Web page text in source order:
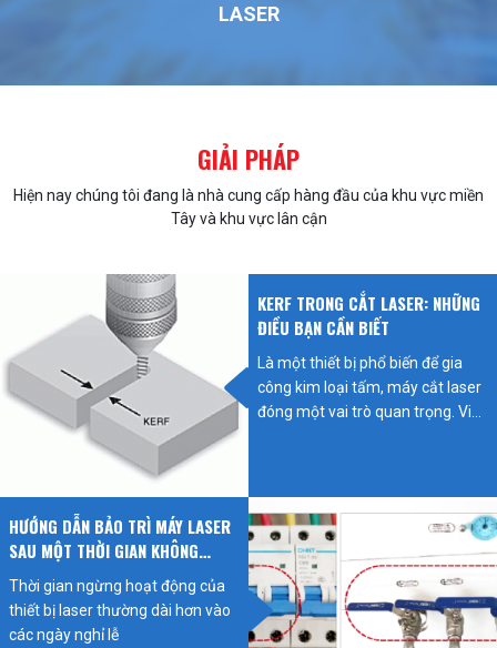
LASER
GIẢI PHÁP
Hiện nay chúng tôi đang là nhà cung cấp hàng đầu của khu vực miền
Tây và khu vực lân cận
KERF TRONG CẮT LASER: NHỮNG
ĐIỀU BẠN CẦN BIẾT
Là một thiết bị phổ biến để gia
công kim loại tấm, máy cắt laser
đóng một vai trò quan trọng. Việc
lâu dài, hiệu suất của thiết bị có
thể giảm và thậm chí tấm cắt có
thể có các vết cắt lớn, điều này có
thể ảnh hưởng đến chất lượng
cắt. Vấn đề này cần phải được
giải quyết kịp thời. Chúng ta hãy
HƯỚNG DẪN BẢO TRÌ MÁY LASER
SAU MỘT THỜI GIAN KHÔNG
HOẠT ĐỘNG
Thời gian ngừng hoạt động của
thiết bị laser thường dài hơn vào
các ngày nghỉ lễ